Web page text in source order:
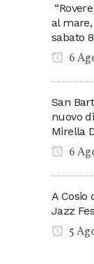
al
sabato
6
San
nuovo
Mirella
6
A Cosio
Jazz
5